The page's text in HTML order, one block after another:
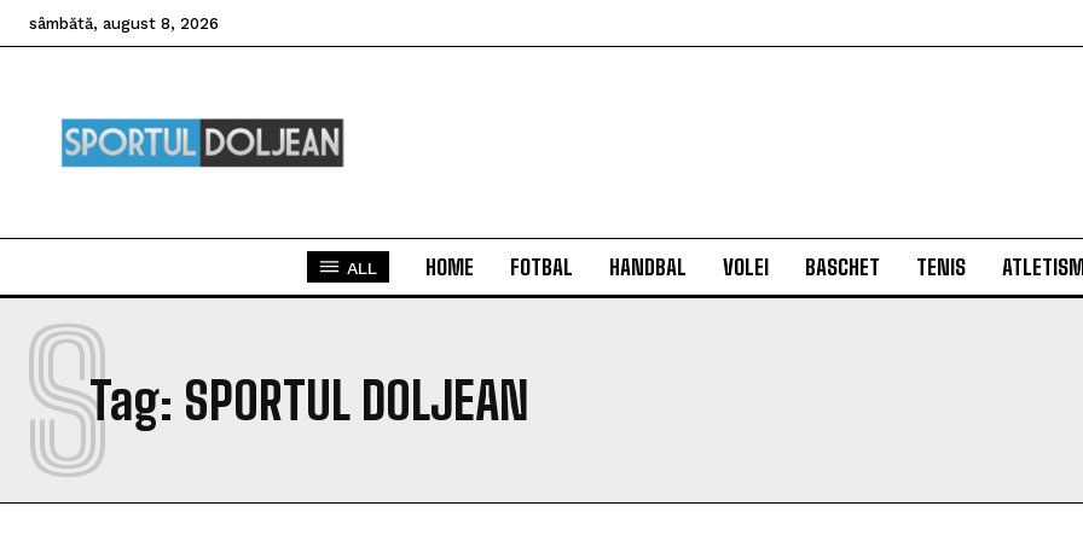
sâmbătă, august 8, 2026
ALL HOME FOTBAL HANDBAL VOLEI BASCHET TENIS
Tag: SPORTUL DOLJEAN
S